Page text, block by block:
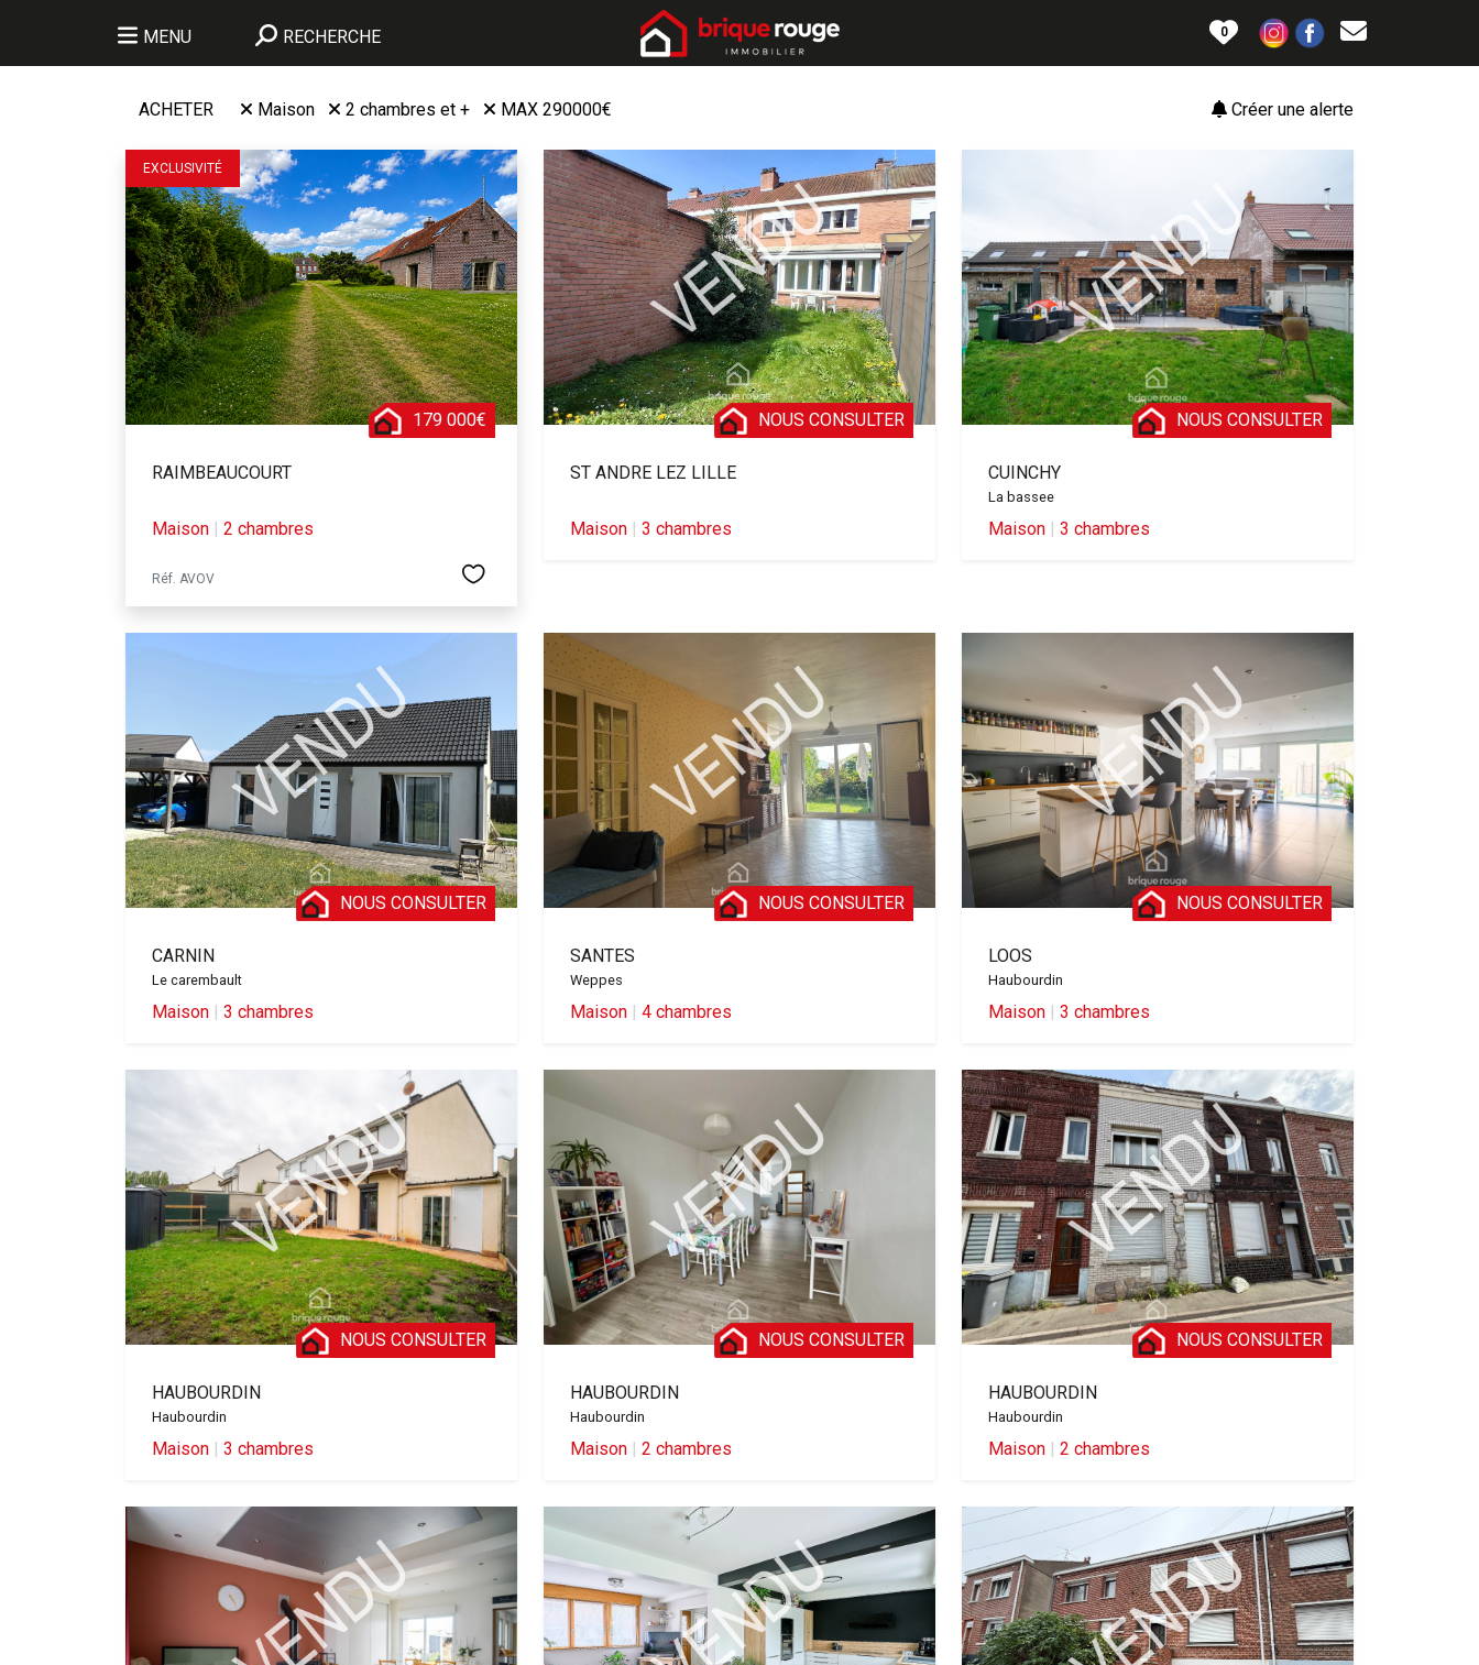
MENU RECHERCHE 0
Créer une alerte
ACHETER Maison 2 chambres et + MAX 290000€
EXCLUSIVITÉ
179 000€
RAIMBEAUCOURT
Maison | 2 chambres
Réf. AVOV
NOUS CONSULTER
ST ANDRE LEZ LILLE
Maison | 3 chambres
NOUS CONSULTER
CUINCHY
La bassee
Maison | 3 chambres
NOUS CONSULTER
CARNIN
Le carembault
Maison | 3 chambres
NOUS CONSULTER
SANTES
Weppes
Maison | 4 chambres
NOUS CONSULTER
LOOS
Haubourdin
Maison | 3 chambres
NOUS CONSULTER
HAUBOURDIN
Haubourdin
Maison | 3 chambres
NOUS CONSULTER
HAUBOURDIN
Haubourdin
Maison | 2 chambres
NOUS CONSULTER
HAUBOURDIN
Haubourdin
Maison | 2 chambres